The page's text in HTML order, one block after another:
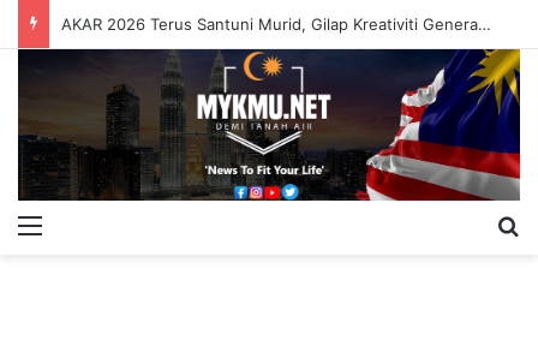
AKAR 2026 Terus Santuni Murid, Gilap Kreativiti Generasi Muda